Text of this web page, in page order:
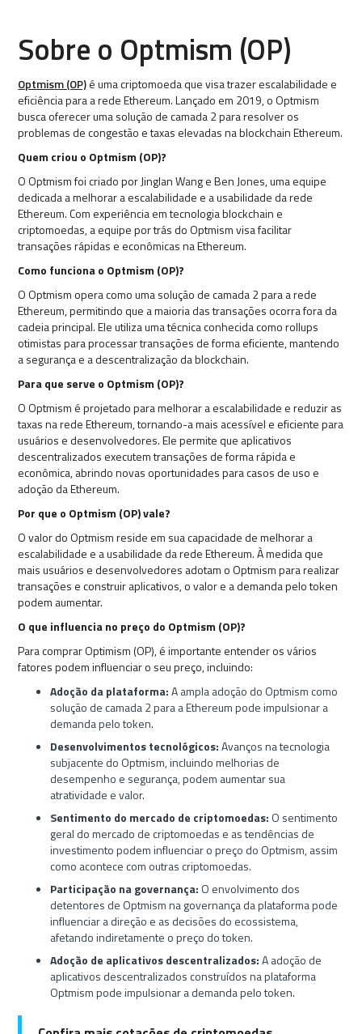
Sobre o Optmism (OP)
Optmism (OP)é uma criptomoeda que visa trazer escalabilidade e
eficiência para a rede Ethereum. Lançado em 2019, o Optmism
busca oferecer uma solução de camada 2 para resolver os
problemas de congestão e taxas elevadas na blockchain Ethereum.
Quem criou o Optmism (OP)?
O Optmism foi criado por Jinglan Wang e Ben Jones, uma equipe
dedicada a melhorar a escalabilidade e a usabilidade da rede
Ethereum. Com experiência em tecnologia blockchain e
criptomoedas, a equipe por trás do Optmism visa facilitar
transações rápidas e econômicas na Ethereum.
Como funciona o Optmism (OP)?
O Optmism opera como uma solução de camada 2 para a rede
Ethereum, permitindo que a maioria das transações ocorra fora da
cadeia principal. Ele utiliza uma técnica conhecida como rollups
otimistas para processar transações de forma eficiente, mantendo
a segurança e a descentralização da blockchain.
Para que serve o Optmism (OP)?
O Optmism é projetado para melhorar a escalabilidade e reduzir as
taxas na rede Ethereum, tornando-a mais acessível e eficiente para
usuários e desenvolvedores. Ele permite que aplicativos
descentralizados executem transações de forma rápida e
econômica, abrindo novas oportunidades para casos de uso e
adoção da Ethereum.
Por que o Optmism (OP) vale?
O valor do Optmism reside em sua capacidade de melhorar a
escalabilidade e a usabilidade da rede Ethereum. À medida que
mais usuários e desenvolvedores adotam o Optmism para realizar
transações e construir aplicativos, o valor e a demanda pelo token
podem aumentar.
O que influencia no preço do Optmism (OP)?
Para comprar Optimism (OP), é importante entender os vários
fatores podem influenciar o seu preço, incluindo:
Adoção da plataforma:A ampla adoção do Optmism como
solução de camada 2 para a Ethereum pode impulsionar a
demanda pelo token.
Desenvolvimentos tecnológicos:Avanços na tecnologia
subjacente do Optmism, incluindo melhorias de
desempenho e segurança, podem aumentar sua
atratividade e valor.
Sentimento do mercado de criptomoedas: O sentimento
geral do mercado de criptomoedas e as tendências de
investimento podem influenciar o preço do Optmism, assim
como acontece com outras criptomoedas.
Participação na governança: O envolvimento dos
detentores de Optmism na governança da plataforma pode
influenciar a direção e as decisões do ecossistema,
afetando indiretamente o preço do token.
Adoção de aplicativos descentralizados:A adoção de
aplicativos descentralizados construídos na plataforma
Optmism pode impulsionar a demanda pelo token.